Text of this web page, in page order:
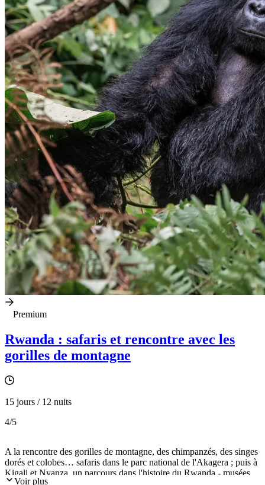
Premium
Rwanda : safaris et rencontre avec les
gorilles de montagne
15 jours / 12 nuits
4/5
A la rencontre des gorilles de montagne, des chimpanzés, des singes
dorés et colobes… safaris dans le parc national de l'Akagera ; puis à
Kigali et Nyanza, un parcours dans l'histoire du Rwanda - musées,
Voir plus